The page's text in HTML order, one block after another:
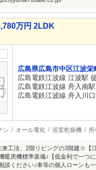
万円 2LDK
広島県広島市中区江波栄
広島電鉄江波線 江波駅
広島電鉄江波線 舟入南
広島電鉄江波線 舟入川
ン オール電化 浴室乾燥機 所
来工法、2階リビングの3階建☆【
暖房機標準装備♪【低金利で一つ
談ください♪車等の個人ローン